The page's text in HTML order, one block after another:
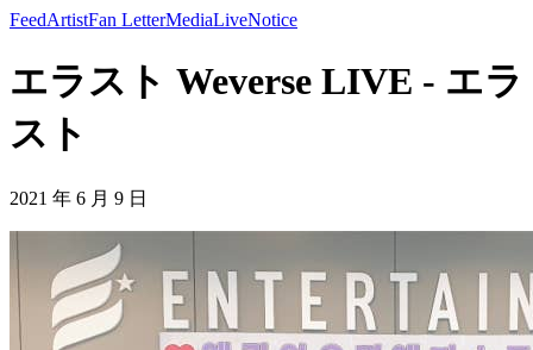
FeedArtistFan LetterMediaLiveNotice
エラスト Weverse LIVE - エラ
スト
2021 年 6 月 9 日